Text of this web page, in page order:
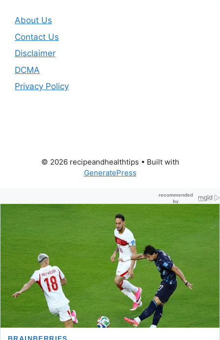
About Us
Contact Us
Disclaimer
DCMA
Privacy Policy
© 2026 recipeandhealthtips • Built with
GeneratePress